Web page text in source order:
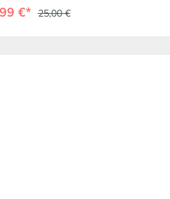
€* 25,00 €